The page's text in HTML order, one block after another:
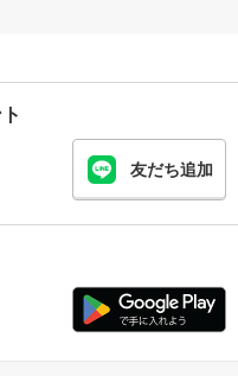
友だち追加